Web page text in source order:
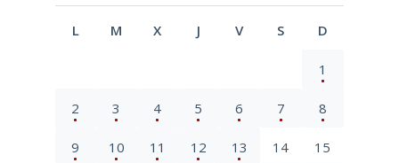
L M X J V S D
1
2 3 4 5 6 7 8
9 10 11 12 13 14 15